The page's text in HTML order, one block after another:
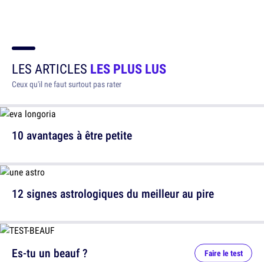
LES ARTICLES LES PLUS LUS
Ceux qu'il ne faut surtout pas rater
10 avantages à être petite
12 signes astrologiques du meilleur au pire
Es-tu un beauf ? Faire le test